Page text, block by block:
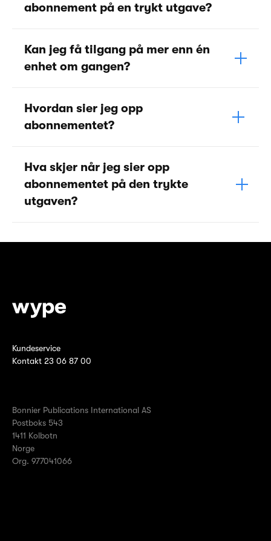
abonnement på en trykt utgave?
Kan jeg få tilgang på mer enn én
enhet om gangen?
Hvordan sier jeg opp
abonnementet?
Hva skjer når jeg sier opp
abonnementet på den trykte
utgaven?
Kundeservice
Kontakt 23 06 87 00
Bonnier Publications International AS
Postboks 543
1411 Kolbotn
Norge
Org. 977041066